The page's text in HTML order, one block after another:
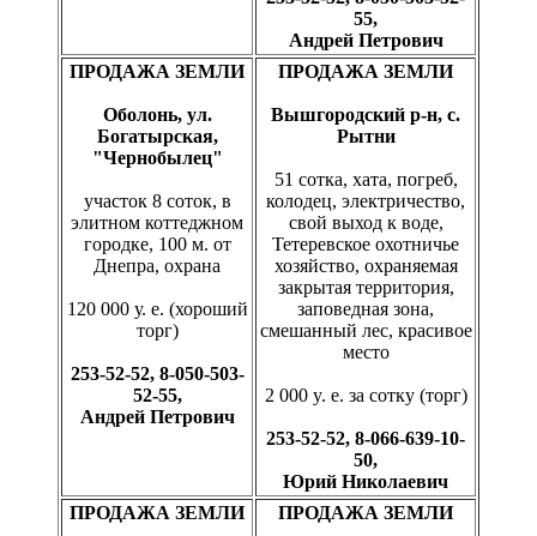
55,
Андрей Петрович
ПРОДАЖА ЗЕМЛИ
Оболонь, ул.
Богатырская,
"Чернобылец"
участок 8 соток, в
элитном коттеджном
городке, 100 м. от
Днепра, охрана
120 000 у. е. (хороший
торг)
253-52-52, 8-050-503-
52-55,
Андрей Петрович
ПРОДАЖА ЗЕМЛИ
Вышгородский р-н, с.
Рытни
51 сотка, хата, погреб,
колодец, электричество,
свой выход к воде,
Тетеревское охотничье
хозяйство, охраняемая
закрытая территория,
заповедная зона,
смешанный лес, красивое
место
2 000 y. e. за сотку (торг)
253-52-52, 8-066-639-10-
50,
Юрий Николаевич
ПРОДАЖА ЗЕМЛИ
ПРОДАЖА ЗЕМЛИ